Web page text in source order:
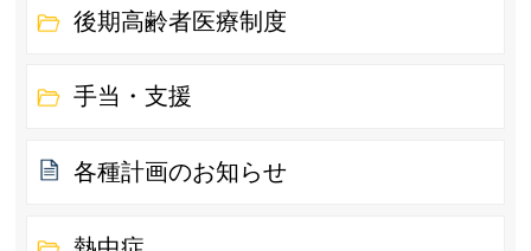
後期高齢者医療制度
手当・支援
各種計画のお知らせ